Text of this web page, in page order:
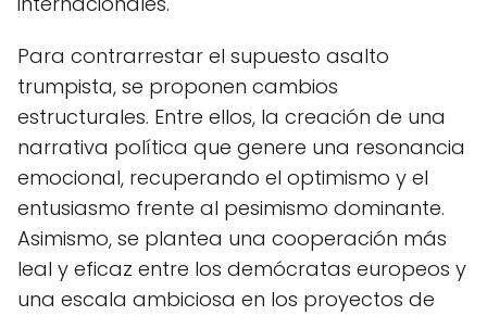
Para contrarrestar el supuesto asalto
trumpista, se proponen cambios
estructurales. Entre ellos, la creación de una
narrativa política que genere una resonancia
emocional, recuperando el optimismo y el
entusiasmo frente al pesimismo dominante.
Asimismo, se plantea una cooperación más
leal y eficaz entre los demócratas europeos y
una escala ambiciosa en los proyectos de